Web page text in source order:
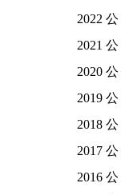
2022
2021
2020
2019
2018
2017
2016